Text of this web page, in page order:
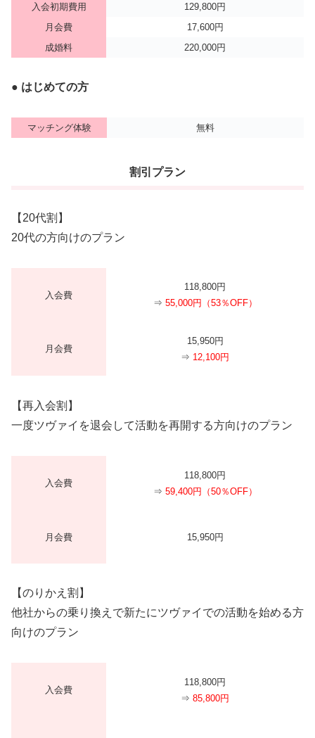
入会初期費用
129,800円
月会費
17,600円
成婚料
220,000円
● はじめての方
マッチング体験 無料
割引プラン
【20代割】
20代の方向けのプラン
入会費
118,800円
⇒ 55,000円（53％OFF）
月会費
15,950円
⇒ 12,100円
【再入会割】
一度ツヴァイを退会して活動を再開する方向けのプラン
入会費
118,800円
⇒ 59,400円（50％OFF）
月会費 15,950円
【のりかえ割】
他社からの乗り換えで新たにツヴァイでの活動を始める方
向けのプラン
入会費
118,800円
⇒ 85,800円